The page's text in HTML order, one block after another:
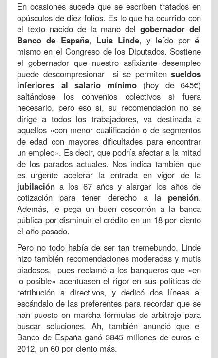
En ocasiones sucede que se escriben tratados en
opúsculos de diez folios. Es lo que ha ocurrido con
el texto nacido de la mano delgobernador del
Banco de España, Luis Linde, y leído por él
mismo en el Congreso de los Diputados. Sostiene
el gobernador que nuestro asfixiante desempleo
puede descompresionar si se permiten sueldos
inferiores al salario mínimo(hoy de 645€)
saltándose los convenios colectivos si fuera
necesario, pero eso sí, su recomendación no se
dirige a todos los trabajadores, va destinada a
aquellos «con menor cualificación o de segmentos
de edad con mayores dificultades para encontrar
un empleo». Es decir, que podría afectar a la mitad
de los parados actuales. Nos indica también que
es urgente acelerar la entrada en vigor de la
jubilacióna los 67 años y alargar los años de
cotización para tener derecho a la pensión.
Además, le pega un buen coscorrón a la banca
pública por disminuir el crédito en un 18 por ciento
el año pasado.
Pero no todo había de ser tan tremebundo. Linde
hizo también recomendaciones moderadas y mutis
piadosos, pues reclamó a los banqueros que «en
lo posible» acentuasen el rigor en sus políticas de
retribución a directivos, y dedicó dos líneas al
escándalo de las preferentes para recordar que se
han puesto en marcha fórmulas de arbitraje para
buscar soluciones. Ah, también anunció que el
Banco de España ganó 3845 millones de euros el
2012, un 60 por ciento más.